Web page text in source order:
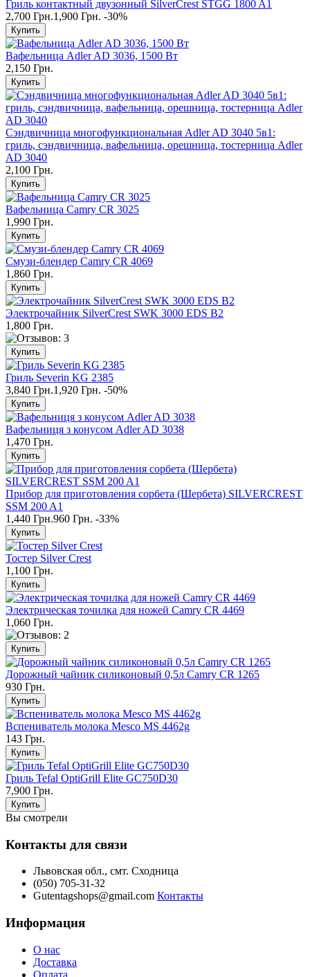
Гриль контактный двузонный SilverCrest STGG 1800 A1
2,700 Грн.1,900 Грн. -30%
Вафельница Adler AD 3036, 1500 Вт
2,150 Грн.
Сэндвичница многофункциональная Adler AD 3040 5в1:
гриль, сэндвичница, вафельница, орешница, тостерница Adler
AD 3040
2,100 Грн.
Вафельница Camry CR 3025
1,990 Грн.
Смузи-блендер Camry CR 4069
1,860 Грн.
Электрочайник SilverCrest SWK 3000 EDS B2
1,800 Грн.
Гриль Severin KG 2385
3,840 Грн.1,920 Грн. -50%
Вафельниця з конусом Adler AD 3038
1,470 Грн.
Прибор для приготовления сорбета (Шербета) SILVERCREST
SSM 200 A1
1,440 Грн.960 Грн. -33%
Тостер Silver Crest
1,100 Грн.
Электрическая точилка для ножей Camry CR 4469
1,060 Грн.
Дорожный чайник силиконовый 0,5л Camry CR 1265
930 Грн.
Вспениватель молока Mesco MS 4462g
143 Грн.
Гриль Tefal OptiGrill Elite GC750D30
7,900 Грн.
Вы смотрели
Контакты для связи
Львовская обл., смт. Сходница
(050) 705-31-32
Gutentagshops@gmail.com Контакты
Информация
О нас
Доставка
Оплата